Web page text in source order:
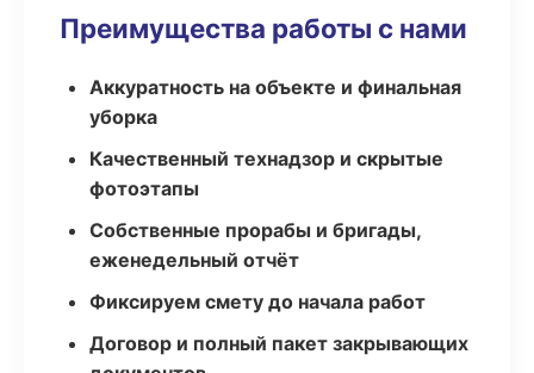
Преимущества работы с нами
Аккуратность на объекте и финальная
уборка
Качественный технадзор и скрытые
фотоэтапы
Собственные прорабы и бригады,
еженедельный отчёт
Фиксируем смету до начала работ
Договор и полный пакет закрывающих